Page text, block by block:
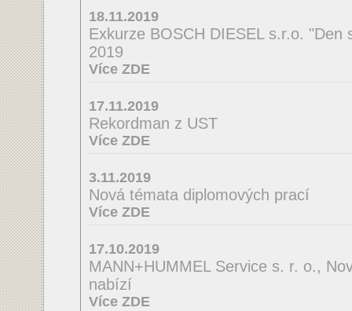
18.11.2019
Exkurze BOSCH DIESEL s.r.o. "Den
2019
Více ZDE
17.11.2019
Rekordman z UST
Více ZDE
3.11.2019
Nová témata diplomových prací
Více ZDE
17.10.2019
MANN+HUMMEL Service s. r. o.,
nabízí
Více ZDE